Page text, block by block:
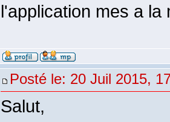
l'application mes a la
Posté le: 20 Juil 2015,
Salut,